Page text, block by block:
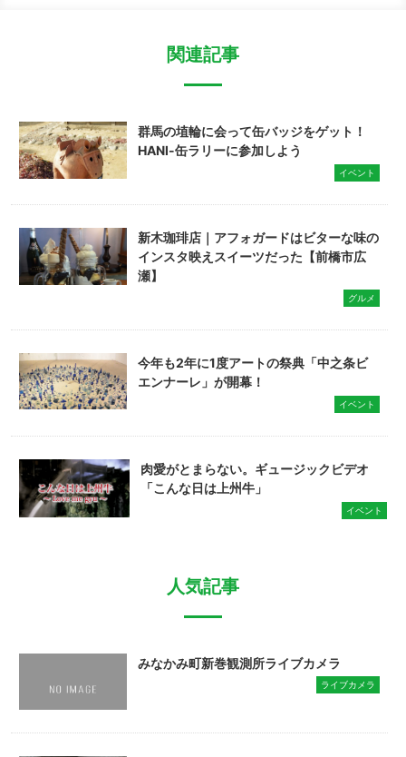
関連記事
群馬の埴輪に会って缶バッジをゲット！
HANI-缶ラリーに参加しよう
イベント
新木珈琲店｜アフォガードはビターな味の
インスタ映えスイーツだった【前橋市広
瀬】
グルメ
今年も2年に1度アートの祭典「中之条ビ
エンナーレ」が開幕！
イベント
肉愛がとまらない。ギュージックビデオ
「こんな日は上州牛」
イベント
人気記事
みなかみ町新巻観測所ライブカメラ
ライブカメラ